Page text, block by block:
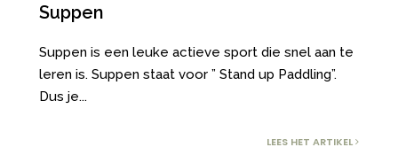
Suppen
Suppen is een leuke actieve sport die snel aan te
leren is. Suppen staat voor ” Stand up Paddling”.
Dus je...
LEES HET ARTIKEL